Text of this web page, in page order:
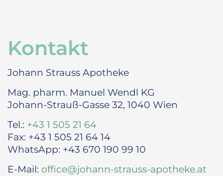
Kontakt
Johann Strauss Apotheke
Mag. pharm. Manuel Wendl KG
Johann-Strauß-Gasse 32, 1040 Wien
Tel.: +43 1 505 21 64
Fax: +43 1 505 21 64 14
WhatsApp: +43 670 190 99 10
E-Mail: office@johann-strauss-apotheke.at